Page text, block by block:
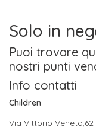
Solo in
Puoi trovare
nostri punti
Info contatti
Children
Via Vittorio Veneto,62